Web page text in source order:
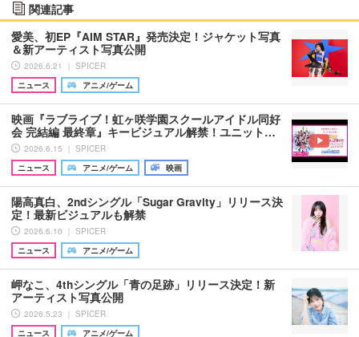
関連記事
愛美、初EP『AIM STAR』発売決定！ジャケット写真
＆新アーティスト写真公開
2026.6.21 ｜ SPICER
ニュース
アニメ/ゲーム
映画『ラブライブ！虹ヶ咲学園スクールアイドル同好
会 完結編 最終章』キービジュアル解禁！ユニット…
2026.6.15 ｜ SPICER
ニュース
アニメ/ゲーム 映画
陽高真白、2ndシングル「Sugar Gravity」リリース決
定！最新ビジュアルも解禁
2026.6.10 ｜ SPICER
ニュース
アニメ/ゲーム
岬なこ、4thシングル「青の足跡」リリース決定！新
アーティスト写真公開
2026.5.23 ｜ SPICER
ニュース
アニメ/ゲーム